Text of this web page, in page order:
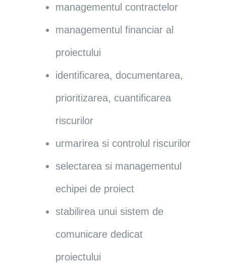
managementul contractelor
managementul financiar al
proiectului
identificarea, documentarea,
prioritizarea, cuantificarea
riscurilor
urmarirea si controlul riscurilor
selectarea si managementul
echipei de proiect
stabilirea unui sistem de
comunicare dedicat
proiectului